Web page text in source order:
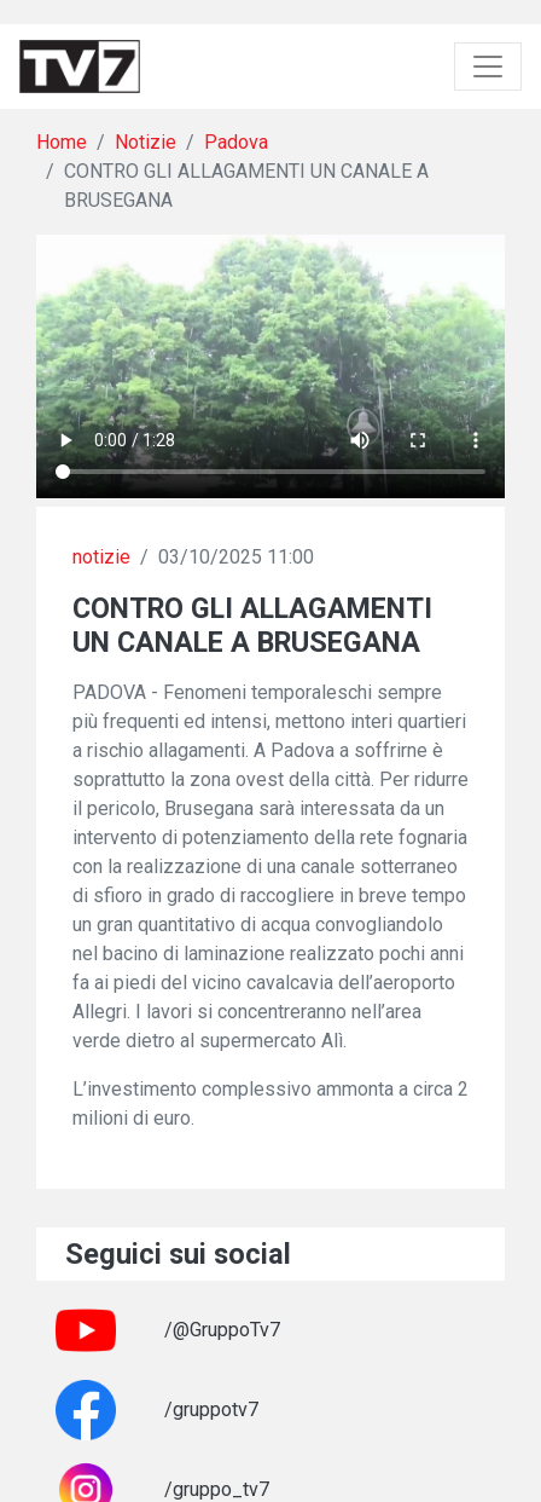
Home Notizie
Padova
CONTRO GLI ALLAGAMENTI UN CANALE A
BRUSEGANA
notizie / 03/10/2025 11:00
CONTRO GLI ALLAGAMENTI
UN CANALE A BRUSEGANA
PADOVA - Fenomeni temporaleschi sempre
più frequenti ed intensi, mettono interi quartieri
a rischio allagamenti. A Padova a soffrirne è
soprattutto la zona ovest della città. Per ridurre
il pericolo, Brusegana sarà interessata da un
intervento di potenziamento della rete fognaria
con la realizzazione di una canale sotterraneo
di sfioro in grado di raccogliere in breve tempo
un gran quantitativo di acqua convogliandolo
nel bacino di laminazione realizzato pochi anni
fa ai piedi del vicino cavalcavia dell’aeroporto
Allegri. I lavori si concentreranno nell’area
verde dietro al supermercato Alì.
L’investimento complessivo ammonta a circa 2
milioni di euro.
Seguici sui social
/@GruppoTv7
/gruppotv7
/gruppo_tv7